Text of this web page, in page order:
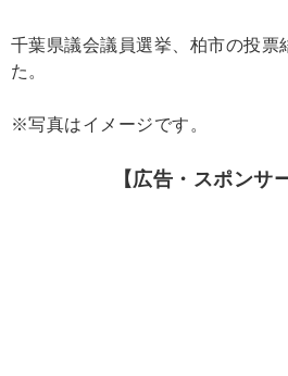
千葉県議会議員選挙、柏市の投票
た。
※写真はイメージです。
【広告・スポンサ